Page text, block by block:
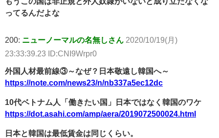
ってるんだよな
200: ニューノーマルの名無しさん 2020/10/19(月)
23:33:39.23 ID:CNI9Wrpr0
外国人材最前線③～なぜ？日本敬遠し韓国へ～
https://note.com/news23/n/nb337a5ec12dc
10代ベトナム人「働きたい国」日本ではなく韓国のワケ
https://dot.asahi.com/amp/aera/2019072500024.html
日本と韓国は最低賃金は同じくらい。